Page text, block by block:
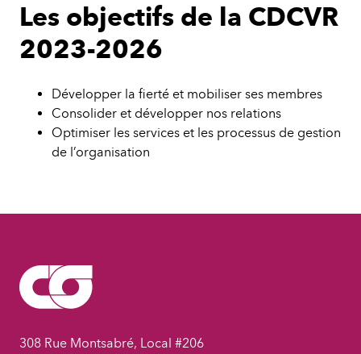
Les objectifs de la CDCVR
2023-2026
Développer la fierté et mobiliser ses membres
Consolider et développer nos relations
Optimiser les services et les processus de gestion
de l’organisation
308 Rue Montsabré, Local #206